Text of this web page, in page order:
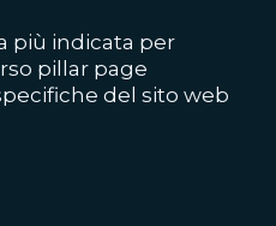
più indicata per
pillar page
del sito web